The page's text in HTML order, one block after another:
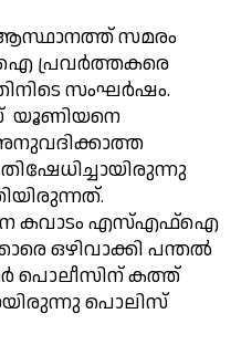
സമരം
പ്രവര്‍ത്തകരെ
സംഘര്‍ഷം.
യൂണിയനെ
കവാടം എസ്എഫ്ഐ
ഒഴിവാക്കി പന്തല്‍
പൊലീസിന് കത്ത്
പൊലിസ്